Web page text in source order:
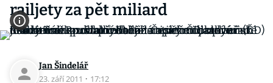
railjety za pět miliard
Jan Šindelář
23. září 2011 · 17:12